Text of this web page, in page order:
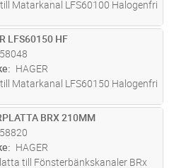
Matarkanal LFS60100 Halogenfri
i kundvagn
LFS60150 HF
HAGER
Matarkanal LFS60150 Halogenfri
i kundvagn
BRX 210MM
HAGER
till Fönsterbänkskanaler BRx